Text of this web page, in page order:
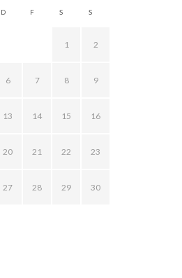
D F S S
1 2
6 7 8 9
13 14 15 16
20 21 22 23
27 28 29 30